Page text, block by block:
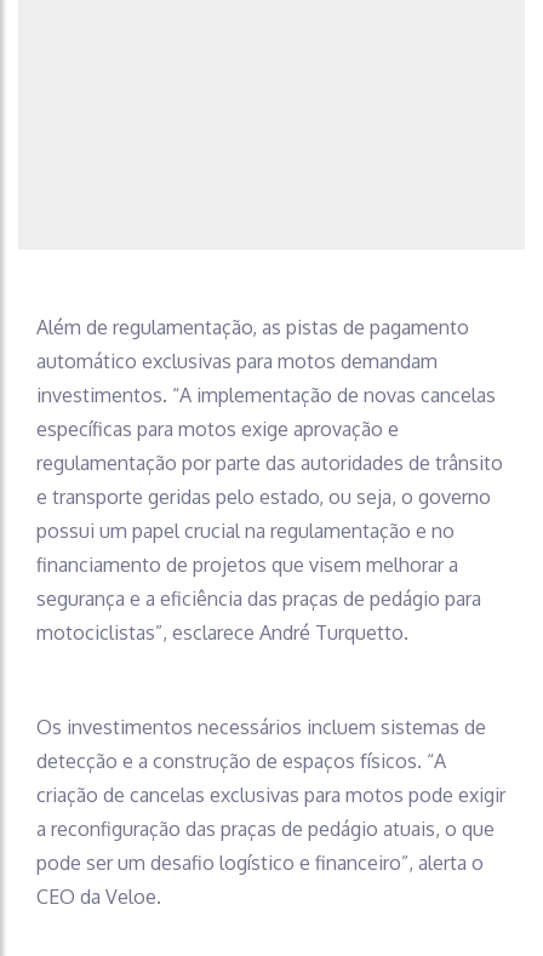
Além de regulamentação, as pistas de pagamento
automático exclusivas para motos demandam
investimentos. “A implementação de novas cancelas
específicas para motos exige aprovação e
regulamentação por parte das autoridades de trânsito
e transporte geridas pelo estado, ou seja, o governo
possui um papel crucial na regulamentação e no
financiamento de projetos que visem melhorar a
segurança e a eficiência das praças de pedágio para
motociclistas”, esclarece André Turquetto.
Os investimentos necessários incluem sistemas de
detecção e a construção de espaços físicos. “A
criação de cancelas exclusivas para motos pode exigir
a reconfiguração das praças de pedágio atuais, o que
pode ser um desafio logístico e financeiro”, alerta o
CEO da Veloe.